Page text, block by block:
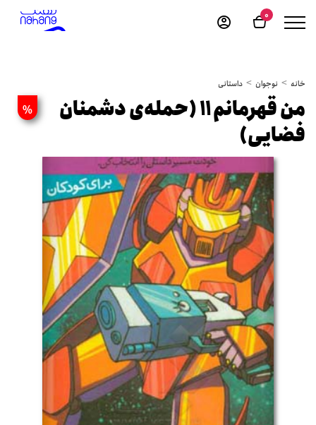
0
خانه نوجوان داستانی
%
من قهرمانم ۱۱ (حمله‌ی دشمنان
فضایی)